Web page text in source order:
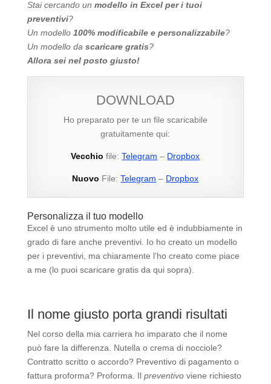
Stai cercando un modello in Excel per i tuoi
preventivi?
Un modello 100% modificabile e personalizzabile?
Un modello da scaricare gratis?
Allora sei nel posto giusto!
DOWNLOAD
Ho preparato per te un file scaricabile
gratuitamente qui:
Vecchio file:Telegram – Dropbox
Nuovo File:Telegram – Dropbox
Personalizza il tuo modello
Excel è uno strumento molto utile ed è indubbiamente in
grado di fare anche preventivi. Io ho creato un modello
per i preventivi, ma chiaramente l’ho creato come piace
a me (lo puoi scaricare gratis da qui sopra).
Il nome giusto porta grandi risultati
Nel corso della mia carriera ho imparato che il nome
può fare la differenza. Nutella o crema di nocciole?
Contratto scritto o accordo? Preventivo di pagamento o
fattura proforma? Proforma. Il preventivoviene richiesto